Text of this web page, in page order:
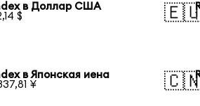
в Доллар США
$
в Японская иена
¥